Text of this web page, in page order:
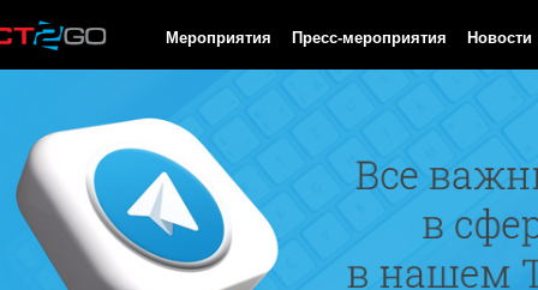
Мероприятия Пресс-мероприятия Новости